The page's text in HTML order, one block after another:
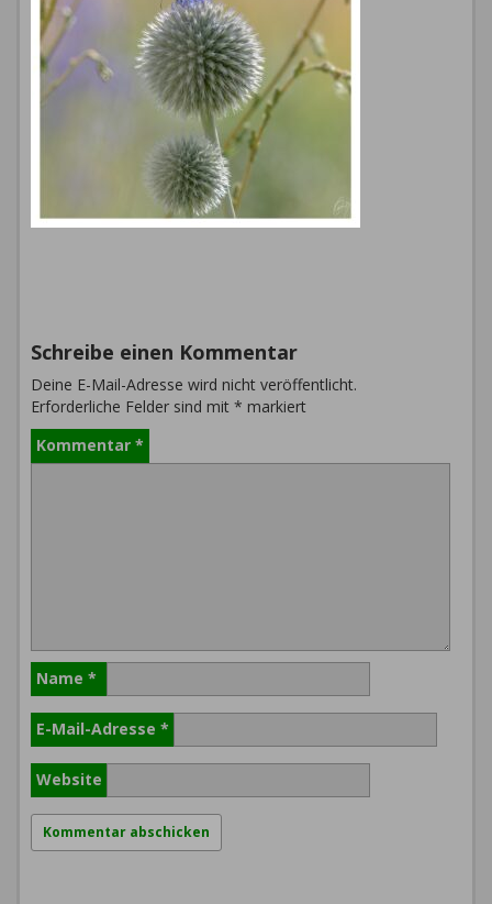
Schreibe einen Kommentar
Deine E-Mail-Adresse wird nicht veröffentlicht.
Erforderliche Felder sind mit * markiert
Kommentar *
Name *
E-Mail-Adresse *
Website